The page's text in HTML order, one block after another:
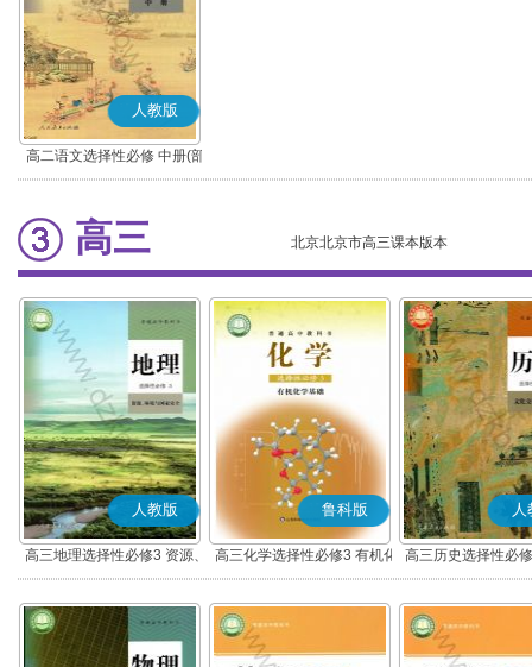
人教版
高二语文选择性必修 中册(部
编版)
高三 北京北京市高三课本版本
人教版
高三地理选择性必修3 资源、
环境与国家安全
鲁科版
高三化学选择性必修3 有机化
学基础
人
高三历史选择性必
流与传播(部